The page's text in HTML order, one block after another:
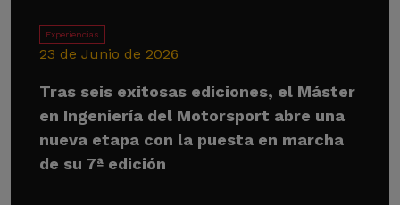
Experiencias
23 de Junio de 2026
Tras seis exitosas ediciones, el Máster
en Ingeniería del Motorsport abre una
nueva etapa con la puesta en marcha
de su 7ª edición